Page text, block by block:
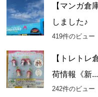
【マンガ倉
しました♪
419件のビュー
【トレトレ
荷情報《新...
242件のビュー